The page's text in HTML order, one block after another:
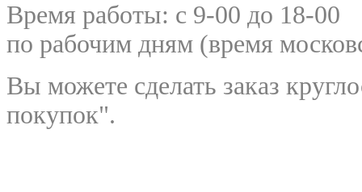
Время работы: с 9-00 до 18-00
по рабочим дням (время
Вы можете сделать заказ
покупок".